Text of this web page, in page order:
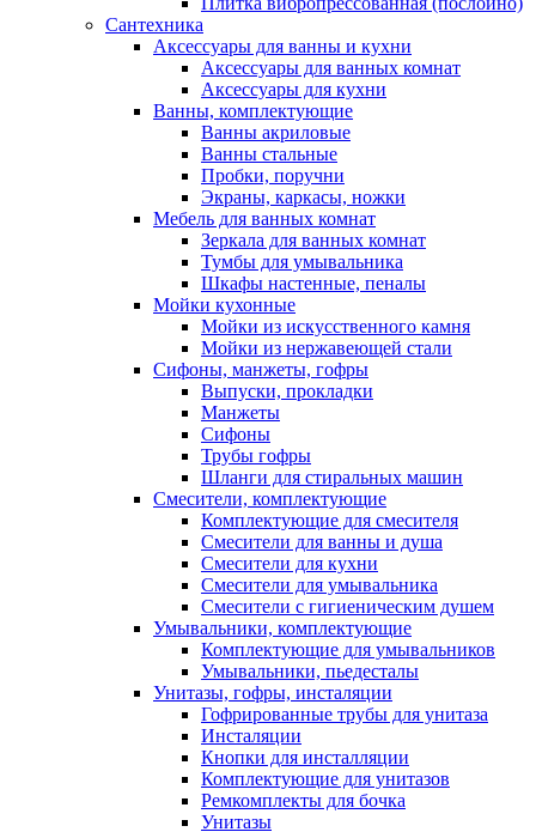
Сантехника
Аксессуары для ванны и кухни
Аксессуары для ванных комнат
Аксессуары для кухни
Ванны, комплектующие
Ванны акриловые
Ванны стальные
Пробки, поручни
Экраны, каркасы, ножки
Мебель для ванных комнат
Зеркала для ванных комнат
Тумбы для умывальника
Шкафы настенные, пеналы
Мойки кухонные
Мойки из искусственного камня
Мойки из нержавеющей стали
Сифоны, манжеты, гофры
Выпуски, прокладки
Манжеты
Сифоны
Трубы гофры
Шланги для стиральных машин
Смесители, комплектующие
Комплектующие для смесителя
Смесители для ванны и душа
Смесители для кухни
Смесители для умывальника
Смесители с гигиеническим душем
Умывальники, комплектующие
Комплектующие для умывальников
Умывальники, пьедесталы
Унитазы, гофры, инсталяции
Гофрированные трубы для унитаза
Инсталяции
Кнопки для инсталляции
Комплектующие для унитазов
Ремкомплекты для бочка
Унитазы